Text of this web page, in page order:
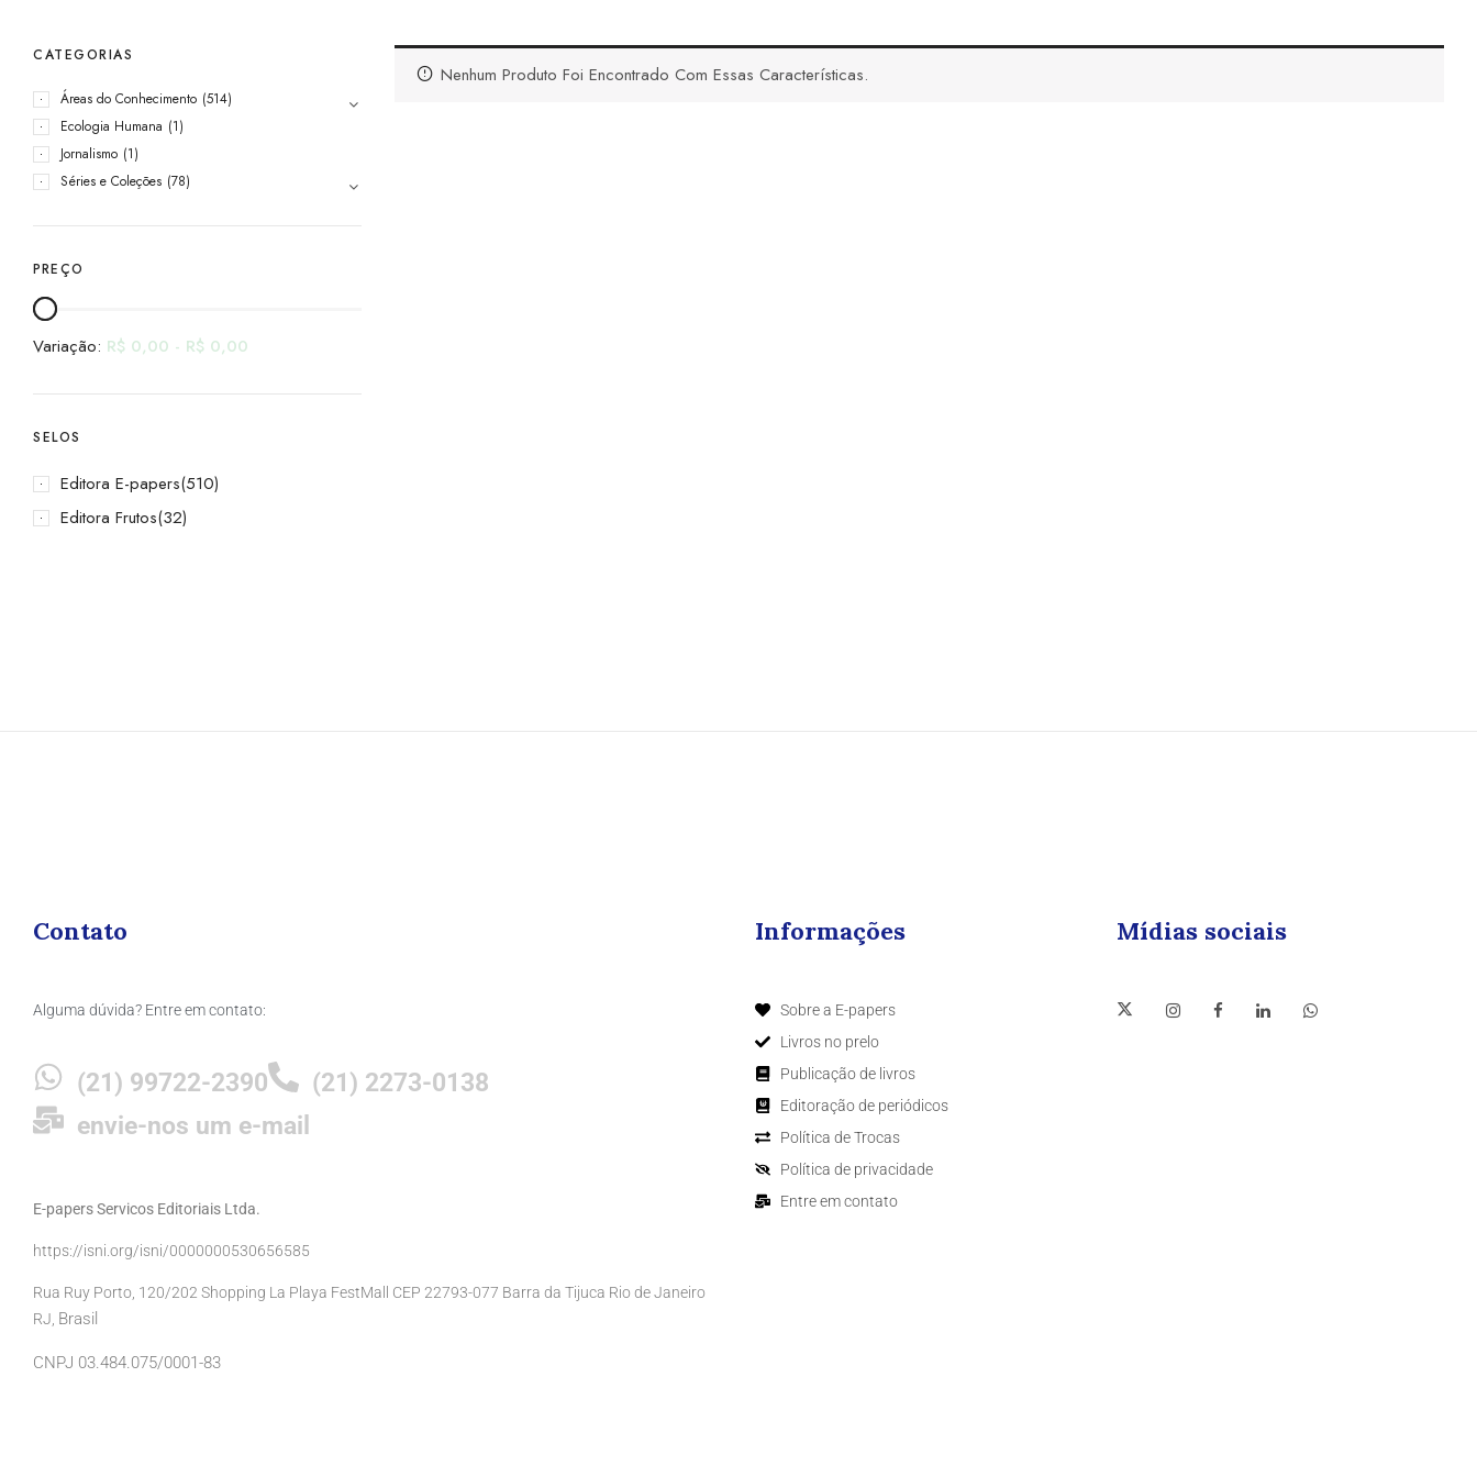
CATEGORIAS
Áreas do Conhecimento (514)
Ecologia Humana (1)
Jornalismo (1)
Séries e Coleções (78)
PREÇO
Variação: R$ 0,00 - R$ 0,00
SELOS
Editora E-papers(510)
Editora Frutos(32)
Nenhum Produto Foi Encontrado Com Essas Características.
Contato
Alguma dúvida? Entre em contato:
(21) 99722-2390
(21) 2273-0138
envie-nos um e-mail
E-papers Servicos Editoriais Ltda.
https://isni.org/isni/0000000530656585
Rua Ruy Porto, 120/202 Shopping La Playa FestMall CEP 22793-077 Barra da Tijuca Rio de Janeiro
RJ, Brasil
CNPJ 03.484.075/0001-83
Informações
Sobre a E-papers
Livros no prelo
Publicação de livros
Editoração de periódicos
Política de Trocas
Política de privacidade
Entre em contato
Mídias sociais